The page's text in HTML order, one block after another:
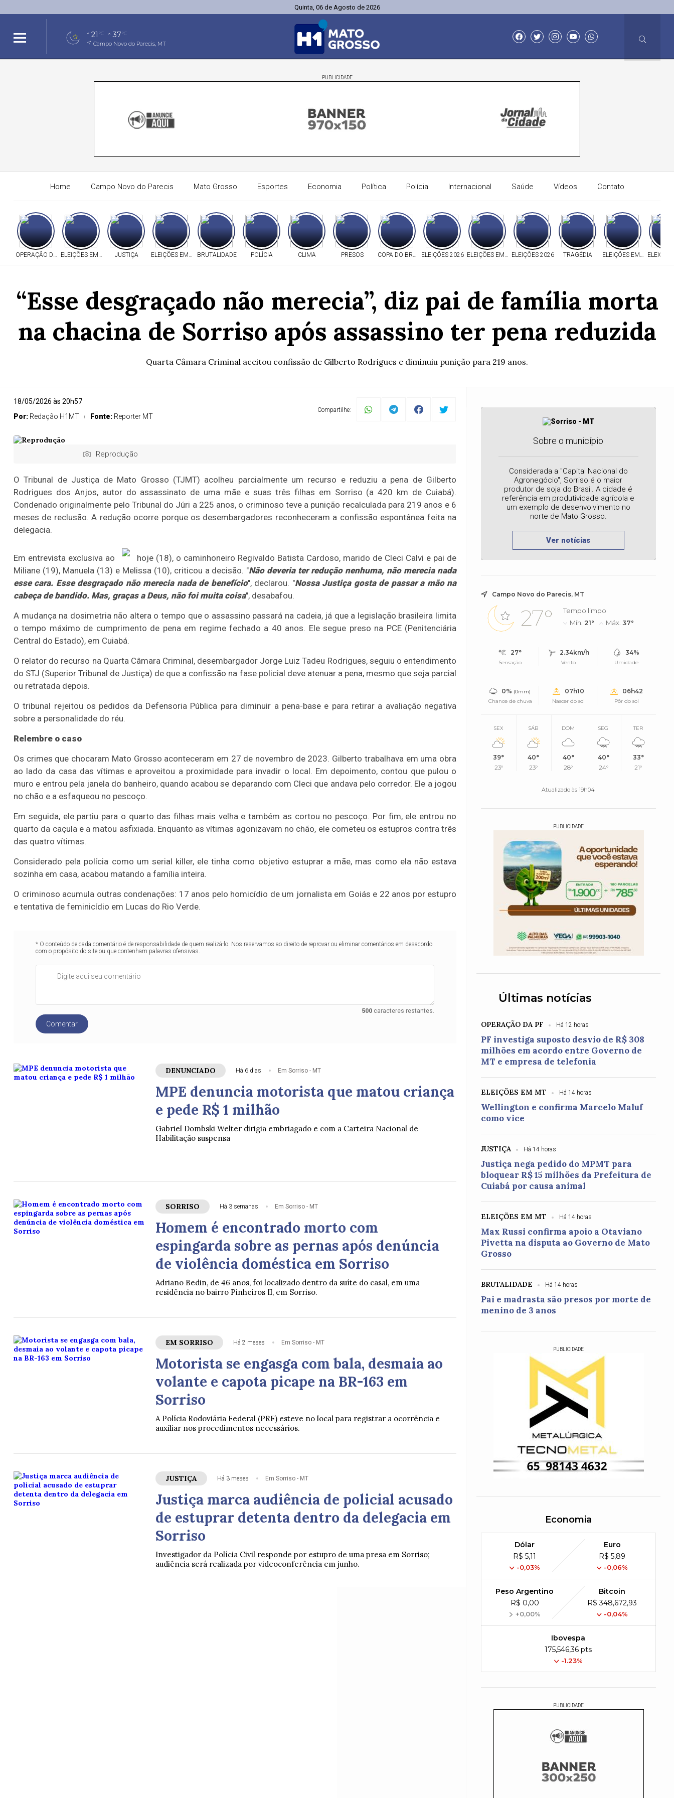
Quinta, 06 de Agosto de 2026
21 °C 37°C
Campo Novo do Parecis, MT
PUBLICIDADE
Home Campo Novo do Parecis Mato Grosso Esportes Economia Política Polícia Internacional Saúde Vídeos Contato
OPERAÇÃO DA PFELEIÇÕES EM MT JUSTIÇA ELEIÇÕES EM MTBRUTALIDADE POLÍCIA CLIMA PRESOS COPA DO BRASILELEIÇÕES 2026 ELEIÇÕES EM MTELEIÇÕES 2026 TRAGÉDIA ELEIÇÕES EM MT
“Esse desgraçado não merecia”, diz pai de família morta
na chacina de Sorriso após assassino ter pena reduzida
Quarta Câmara Criminal aceitou confissão de Gilberto Rodrigues e diminuiu punição para 219 anos.
18/05/2026 às 20h57
Por: Redação H1MT Fonte: Reporter MT
Compartilhe:
Reprodução
O Tribunal de Justiça de Mato Grosso (TJMT) acolheu parcialmente um recurso e reduziu a pena de Gilberto
Rodrigues dos Anjos, autor do assassinato de uma mãe e suas três filhas em Sorriso (a 420 km de Cuiabá).
Condenado originalmente pelo Tribunal do Júri a 225 anos, o criminoso teve a punição recalculada para 219 anos e 6
meses de reclusão. A redução ocorre porque os desembargadores reconheceram a confissão espontânea feita na
delegacia.
Em entrevista exclusiva ao
hoje (18), o caminhoneiro Regivaldo Batista Cardoso, marido de Cleci Calvi e pai de
Miliane (19), Manuela (13) e Melissa (10), criticou a decisão. "Não deveria ter redução nenhuma, não merecia nada
esse cara. Esse desgraçado não merecia nada de benefício", declarou. "Nossa Justiça gosta de passar a mão na
cabeça de bandido. Mas, graças a Deus, não foi muita coisa", desabafou.
A mudança na dosimetria não altera o tempo que o assassino passará na cadeia, já que a legislação brasileira limita
o tempo máximo de cumprimento de pena em regime fechado a 40 anos. Ele segue preso na PCE (Penitenciária
Central do Estado), em Cuiabá.
O relator do recurso na Quarta Câmara Criminal, desembargador Jorge Luiz Tadeu Rodrigues, seguiu o entendimento
do STJ (Superior Tribunal de Justiça) de que a confissão na fase policial deve atenuar a pena, mesmo que seja parcial
ou retratada depois.
O tribunal rejeitou os pedidos da Defensoria Pública para diminuir a pena-base e para retirar a avaliação negativa
sobre a personalidade do réu.
Relembre o caso
Os crimes que chocaram Mato Grosso aconteceram em 27 de novembro de 2023. Gilberto trabalhava em uma obra
ao lado da casa das vítimas e aproveitou a proximidade para invadir o local. Em depoimento, contou que pulou o
muro e entrou pela janela do banheiro, quando acabou se deparando com Cleci que andava pelo corredor. Ele a jogou
no chão e a esfaqueou no pescoço.
Em seguida, ele partiu para o quarto das filhas mais velha e também as cortou no pescoço. Por fim, ele entrou no
quarto da caçula e a matou asfixiada. Enquanto as vítimas agonizavam no chão, ele cometeu os estupros contra três
das quatro vítimas.
Considerado pela polícia como um serial killer, ele tinha como objetivo estuprar a mãe, mas como ela não estava
sozinha em casa, acabou matando a família inteira.
O criminoso acumula outras condenações: 17 anos pelo homicídio de um jornalista em Goiás e 22 anos por estupro
e tentativa de feminicídio em Lucas do Rio Verde.
* O conteúdo de cada comentário é de responsabilidade de quem realizá-lo. Nos reservamos ao direito de reprovar ou eliminar comentários em desacordo
com o propósito do site ou que contenham palavras ofensivas.
500caracteres restantes.
Comentar
DENUNCIADO Há 6 dias Em Sorriso - MT
MPE denuncia motorista que matou criança
e pede R$ 1 milhão
Gabriel Dombski Welter dirigia embriagado e com a Carteira Nacional de
Habilitação suspensa
SORRISO Há 3 semanas Em Sorriso - MT
Homem é encontrado morto com
espingarda sobre as pernas após denúncia
de violência doméstica em Sorriso
Adriano Bedin, de 46 anos, foi localizado dentro da suíte do casal, em uma
residência no bairro Pinheiros II, em Sorriso.
EM SORRISO Há 2 meses Em Sorriso - MT
Motorista se engasga com bala, desmaia ao
volante e capota picape na BR-163 em
Sorriso
A Polícia Rodoviária Federal (PRF) esteve no local para registrar a ocorrência e
auxiliar nos procedimentos necessários.
JUSTIÇA Há 3 meses Em Sorriso - MT
Justiça marca audiência de policial acusado
de estuprar detenta dentro da delegacia em
Sorriso
Investigador da Polícia Civil responde por estupro de uma presa em Sorriso;
audiência será realizada por videoconferência em junho.
Sobre o município
Considerada a "Capital Nacional do
Agronegócio", Sorriso é o maior
produtor de soja do Brasil. A cidade é
referência em produtividade agrícola e
um exemplo de desenvolvimento no
norte de Mato Grosso.
Ver notícias
Campo Novo do Parecis, MT
27°
Tempo limpo
Mín. 21° Máx.37°
27°
Sensação
2.34km/h
Vento
34%
Umidade
0% (0mm)
Chance de chuva
07h10
Nascer do sol
06h42
Pôr do sol
SEX
39°
23°
SÁB
40°
23°
DOM
40°
28°
SEG
40°
24°
TER
33°
21°
Atualizado às 19h04
PUBLICIDADE
Últimas notícias
OPERAÇÃO DA PF Há 12 horas
PF investiga suposto desvio de R$ 308
milhões em acordo entre Governo de
MT e empresa de telefonia
ELEIÇÕES EM MT Há 14 horas
Wellington e confirma Marcelo Maluf
como vice
JUSTIÇA Há 14 horas
Justiça nega pedido do MPMT para
bloquear R$ 15 milhões da Prefeitura de
Cuiabá por causa animal
ELEIÇÕES EM MT Há 14 horas
Max Russi confirma apoio a Otaviano
Pivetta na disputa ao Governo de Mato
Grosso
BRUTALIDADE Há 14 horas
Pai e madrasta são presos por morte de
menino de 3 anos
PUBLICIDADE
Economia
Dólar
R$ 5,11
-0,03%
Euro
R$ 5,89
-0,06%
Peso Argentino
R$ 0,00
+0,00%
Bitcoin
R$ 348,672,93
-0,04%
Ibovespa
175,546,36 pts
-1.23%
PUBLICIDADE